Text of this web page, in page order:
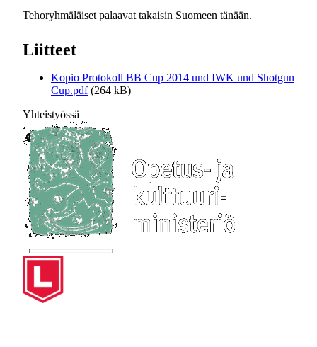
Tehoryhmäläiset palaavat takaisin Suomeen tänään.
Liitteet
Kopio Protokoll BB Cup 2014 und IWK und Shotgun
Cup.pdf (264 kB)
Yhteistyössä